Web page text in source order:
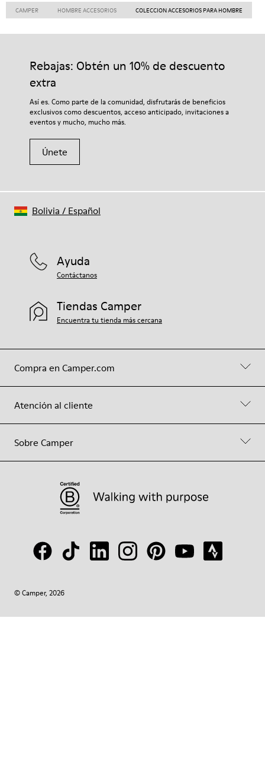
CAMPER HOMBRE ACCESORIOS COLECCION ACCESORIOS PARA HOMBRE
Rebajas: Obtén un 10% de descuento
extra
Así es. Como parte de la comunidad, disfrutarás de beneficios
exclusivos como descuentos, acceso anticipado, invitaciones a
eventos y mucho, mucho más.
Únete
Compra en Camper.com
Atención al cliente
Sobre Camper
Ayuda
Contáctanos
Tiendas Camper
Encuentra tu tienda más cercana
© Camper, 2026
Bolivia / Español